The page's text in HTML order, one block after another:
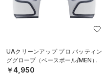
UAクリーンアップ プロ バッティン
ググローブ（ベースボール/MEN）
￥4,950